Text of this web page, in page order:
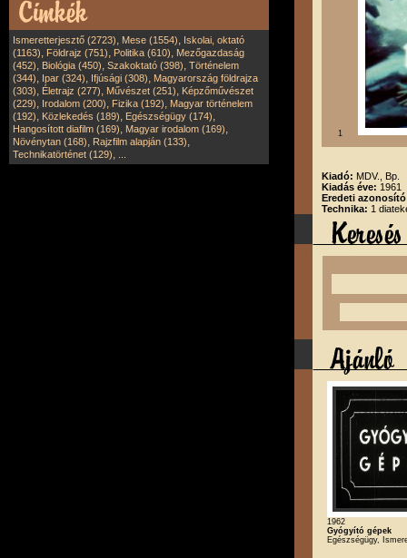
Ismeretterjesztő (2723), Mese (1554), Iskolai, oktató
(1163), Földrajz (751), Politika (610), Mezőgazdaság
(452), Biológia (450), Szakoktató (398), Történelem
(344), Ipar (324), Ifjúsági (308), Magyarország földrajza
(303), Életrajz (277), Művészet (251), Képzőművészet
(229), Irodalom (200), Fizika (192), Magyar történelem
(192), Közlekedés (189), Egészségügy (174),
Hangosított diafilm (169), Magyar irodalom (169),
Növénytan (168), Rajzfilm alapján (133),
Technikatörténet (129),
1
Kiadó: MDV., Bp.
Kiadás éve: 1961
Eredeti
Technika: 1
1962
Gyógyító gépek
Egészségügy,